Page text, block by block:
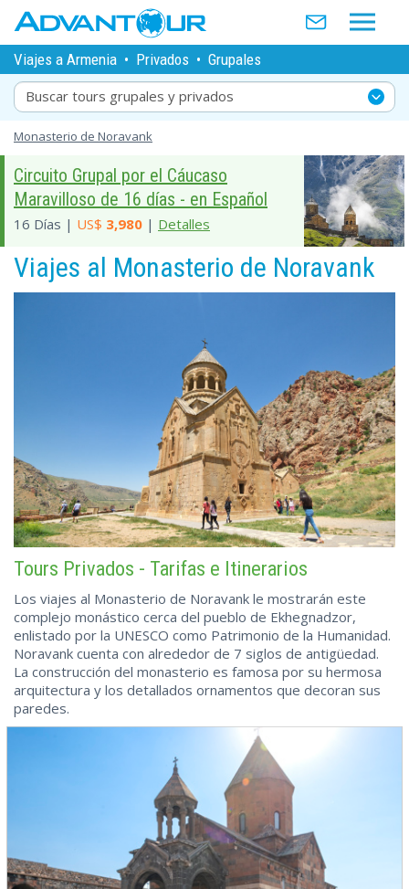
Viajes a Armenia • Privados • Grupales
Buscar tours grupales y privados
Monasterio de Noravank
Circuito Grupal por el Cáucaso
Maravilloso de 16 días - en Español
16 Días | US$ 3,980 | Detalles
Viajes al Monasterio de Noravank
Tours Privados - Tarifas e Itinerarios
Los viajes al Monasterio de Noravank le mostrarán este
complejo monástico cerca del pueblo de Ekhegnadzor,
enlistado por la UNESCO como Patrimonio de la Humanidad.
Noravank cuenta con alrededor de 7 siglos de antigüedad.
La construcción del monasterio es famosa por su hermosa
arquitectura y los detallados ornamentos que decoran sus
paredes.